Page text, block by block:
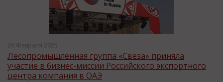
26 Февраля 2025
Лесопромышленная группа «Свеза» приняла
участие в бизнес-миссии Российского экспортного
центра компания в ОАЭ